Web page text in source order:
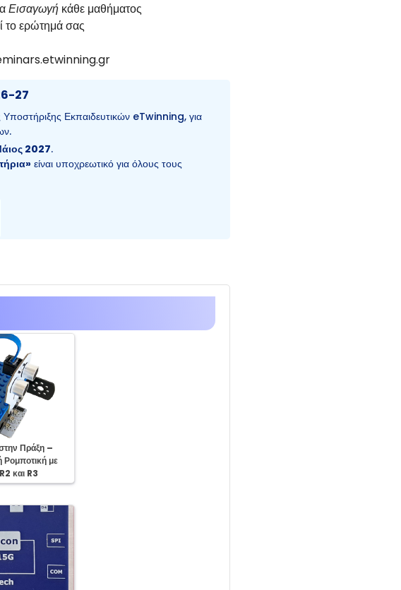
Εισαγωγή κάθε μαθήματος
το ερώτημά σας
27
Υποστήριξης Εκπαιδευτικών eTwinning, για
2027.
είναι υποχρεωτικό για όλους τους
Πράξη –
με
και R3